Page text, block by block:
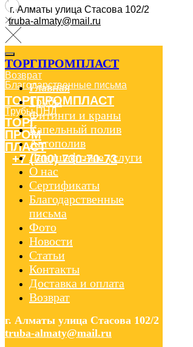
г. Алматы улица Стасова 102/2
truba-almaty@mail.ru
Возврат
Благодарственные письма
ТОРГПРОМПЛАСТ
Трубы ПНД
ТОРГ
ПРОМ
ПЛАСТ
+7 (700) 730-70-73
ТОРГПРОМПЛАСТ
Главная
Трубы
Фитинги и краны
Капельный полив
Автополив
Ландшафтные услуги
О нас
Сертификаты
Благодарственные
письма
Фото
Новости
Статьи
Контакты
Доставка и оплата
Возврат
г. Алматы улица Стасова 102/2
truba-almaty@mail.ru